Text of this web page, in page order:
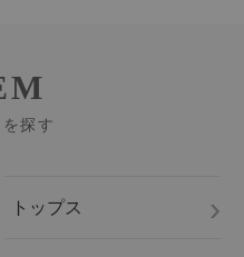
探す
トップス